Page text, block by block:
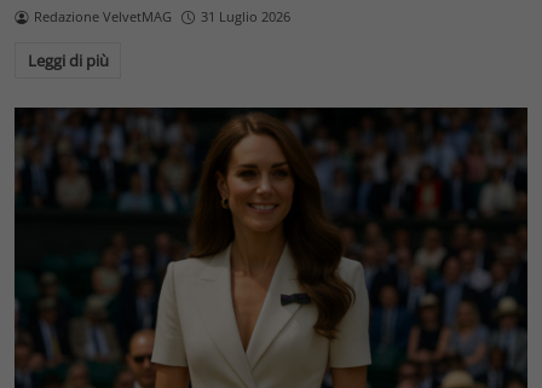
Redazione VelvetMAG 31 Luglio 2026
Leggi di più